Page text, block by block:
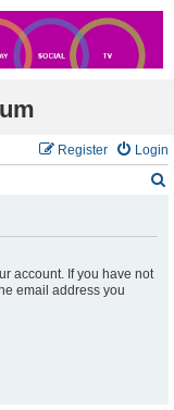
Login
Register
account. If you have not
email address you